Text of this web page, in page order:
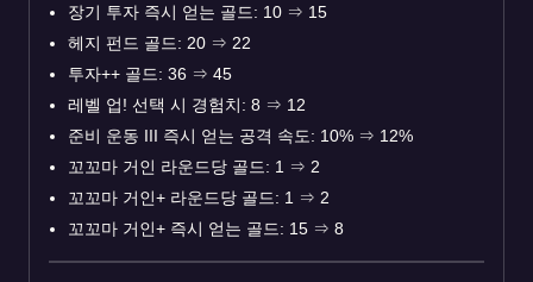
장기 투자 즉시 얻는 골드: 10 ⇒ 15
헤지 펀드 골드: 20 ⇒ 22
투자++ 골드: 36 ⇒ 45
레벨 업! 선택 시 경험치: 8 ⇒ 12
준비 운동 III 즉시 얻는 공격 속도: 10% ⇒ 12%
꼬꼬마 거인 라운드당 골드: 1 ⇒ 2
꼬꼬마 거인+ 라운드당 골드: 1 ⇒ 2
꼬꼬마 거인+ 즉시 얻는 골드: 15 ⇒ 8